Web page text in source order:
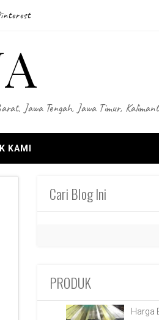
Jawa Tengah, Jawa Timur,
KAMI
Cari Blog Ini
PRODUK
Harga